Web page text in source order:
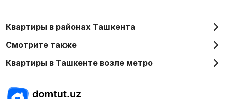
Квартиры в районах Ташкента
Смотрите также
Квартиры в Ташкенте возле метро